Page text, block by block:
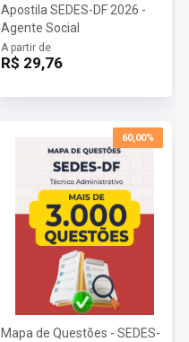
Apostila SEDES-DF 2026 -
Agente Social
A partir de
R$ 29,76
60,00%
Mapa de Questões - SEDES-